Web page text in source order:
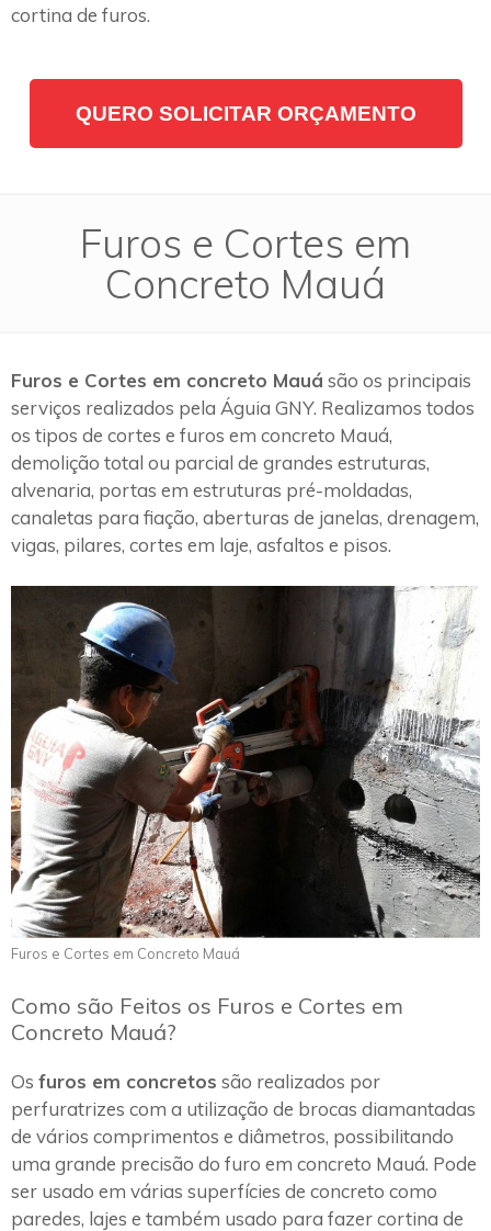
cortina de furos.
QUERO SOLICITAR ORÇAMENTO
Furos e Cortes em
Concreto Mauá
Furos e Cortes em concreto Mauá são os principais
serviços realizados pela Águia GNY. Realizamos todos
os tipos de cortes e furos em concreto Mauá,
demolição total ou parcial de grandes estruturas,
alvenaria, portas em estruturas pré-moldadas,
canaletas para fiação, aberturas de janelas, drenagem,
vigas, pilares, cortes em laje, asfaltos e pisos.
Furos e Cortes em Concreto Mauá
Como são Feitos os Furos e Cortes em
Concreto Mauá?
Os furos em concretos são realizados por
perfuratrizes com a utilização de brocas diamantadas
de vários comprimentos e diâmetros, possibilitando
uma grande precisão do furo em concreto Mauá. Pode
ser usado em várias superfícies de concreto como
paredes, lajes e também usado para fazer cortina de